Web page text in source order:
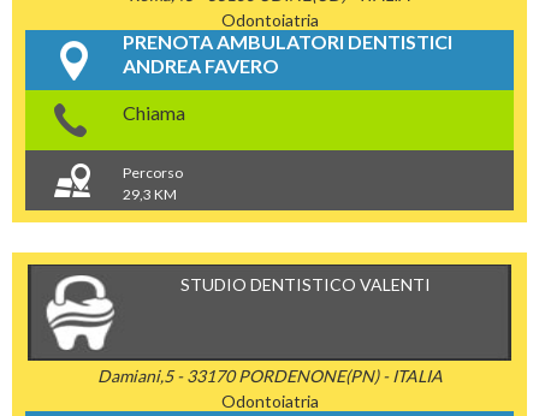
Odontoiatria
PRENOTA AMBULATORI DENTISTICI
ANDREA FAVERO
Chiama
Percorso
29,3 KM
STUDIO DENTISTICO VALENTI
Damiani,5 - 33170 PORDENONE(PN) - ITALIA
Odontoiatria